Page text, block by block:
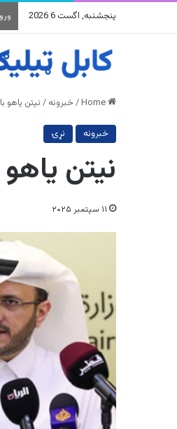
پنجشنبه, اگست 6 2026
/خبرونه / نیتن یاهو
خبرونه نړۍ
نیتن
۱۱ سپتمبر ۲۰۲۵